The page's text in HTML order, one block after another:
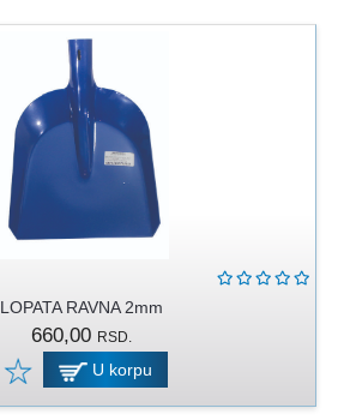
LOPATA RAVNA 2mm
660,00 RSD.
U korpu